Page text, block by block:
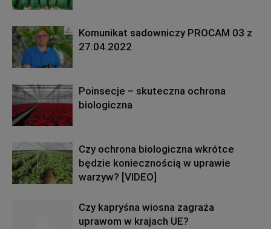
Komunikat sadowniczy PROCAM 03 z
27.04.2022
Poinsecje – skuteczna ochrona
biologiczna
Czy ochrona biologiczna wkrótce
będzie koniecznością w uprawie
warzyw? [VIDEO]
Czy kapryśna wiosna zagraża
uprawom w krajach UE?